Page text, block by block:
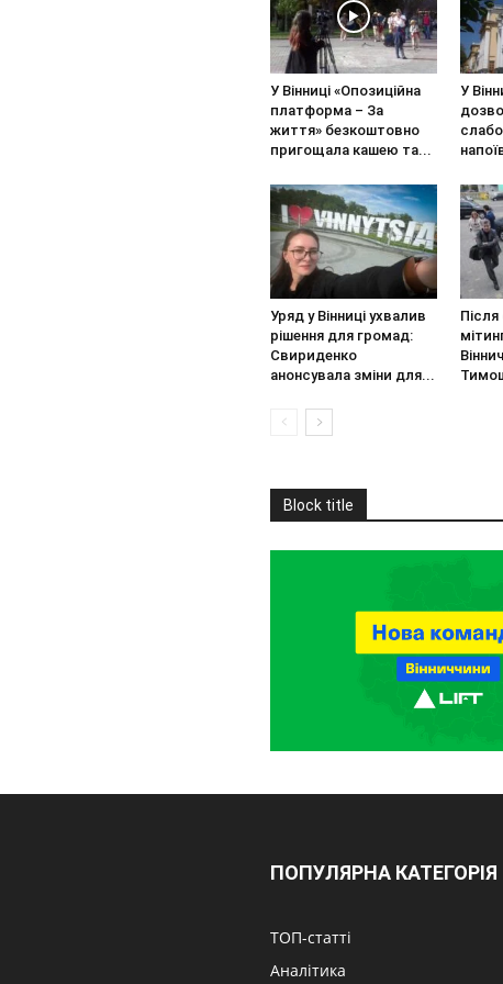
У Вінниці «Опозиційна
платформа – За
життя» безкоштовно
пригощала кашею та...
У
Уряд у Вінниці ухвалив
рішення для громад:
Свириденко
анонсувала зміни для...
Block title
ПОПУЛЯРНА КАТЕГОРІЯ
ТОП-статті
Аналітика